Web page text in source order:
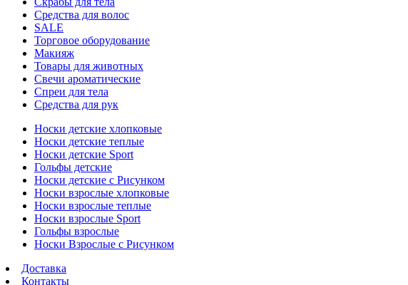
Средства для волос
SALE
Торговое оборудование
Макияж
Товары для животных
Свечи ароматические
Спреи для тела
Средства для рук
Носки детские хлопковые
Носки детские теплые
Носки детские Sport
Гольфы детские
Носки детские с Рисунком
Носки взрослые хлопковые
Носки взрослые теплые
Носки взрослые Sport
Гольфы взрослые
Носки Взрослые с Рисунком
Доставка
Контакты